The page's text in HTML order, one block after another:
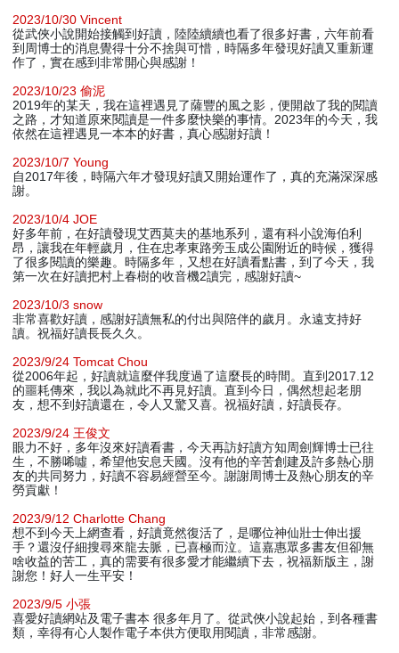
2023/10/30 Vincent
從武俠小說開始接觸到好讀，陸陸續續也看了很多好書，六年前看
到周博士的消息覺得十分不捨與可惜，時隔多年發現好讀又重新運
作了，實在感到非常開心與感謝！
2023/10/23 偷泥
2019年的某天，我在這裡遇見了薩豐的風之影，便開啟了我的閱讀
之路，才知道原來閱讀是一件多麼快樂的事情。2023年的今天，我
依然在這裡遇見一本本的好書，真心感謝好讀！
2023/10/7 Young
自2017年後，時隔六年才發現好讀又開始運作了，真的充滿深深感
謝。
2023/10/4 JOE
好多年前，在好讀發現艾西莫夫的基地系列，還有科小說海伯利
昂，讓我在年輕歲月，住在忠孝東路旁玉成公園附近的時候，獲得
了很多閱讀的樂趣。時隔多年，又想在好讀看點書，到了今天，我
第一次在好讀把村上春樹的收音機2讀完，感謝好讀~
2023/10/3 snow
非常喜歡好讀，感謝好讀無私的付出與陪伴的歲月。永遠支持好
讀。祝福好讀長長久久。
2023/9/24 Tomcat Chou
從2006年起，好讀就這麼伴我度過了這麼長的時間。直到2017.12
的噩耗傳來，我以為就此不再見好讀。直到今日，偶然想起老朋
友，想不到好讀還在，令人又驚又喜。祝福好讀，好讀長存。
2023/9/24 王俊文
眼力不好，多年沒來好讀看書，今天再訪好讀方知周劍輝博士已往
生，不勝唏噓，希望他安息天國。沒有他的辛苦創建及許多熱心朋
友的共同努力，好讀不容易經營至今。謝謝周博士及熱心朋友的辛
勞貢獻！
2023/9/12 Charlotte Chang
想不到今天上網查看，好讀竟然復活了，是哪位神仙壯士伸出援
手？還沒仔細搜尋來龍去脈，已喜極而泣。這嘉惠眾多書友但卻無
啥收益的苦工，真的需要有很多愛才能繼續下去，祝福新版主，謝
謝您！好人一生平安！
2023/9/5 小張
喜愛好讀網站及電子書本 很多年月了。從武俠小說起始，到各種書
類，幸得有心人製作電子本供方便取用閱讀，非常感謝。